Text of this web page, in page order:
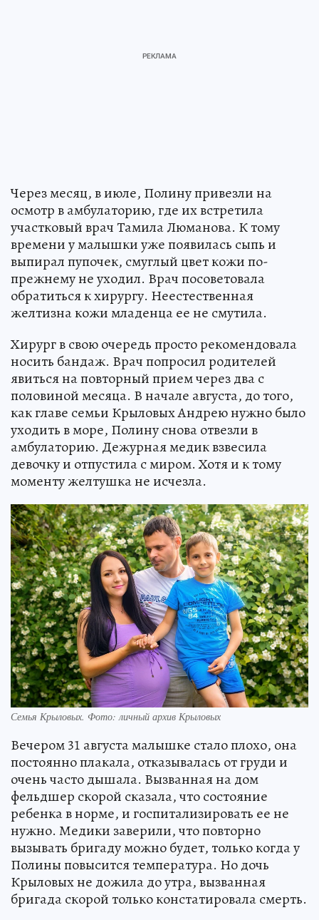
Через месяц, в июле, Полину привезли на
осмотр в амбулаторию, где их встретила
участковый врач Тамила Люманова. К тому
времени у малышки уже появилась сыпь и
выпирал пупочек, смуглый цвет кожи по-
прежнему не уходил. Врач посоветовала
обратиться к хирургу. Неестественная
желтизна кожи младенца ее не смутила.
Хирург в свою очередь просто рекомендовала
носить бандаж. Врач попросил родителей
явиться на повторный прием через два с
половиной месяца. В начале августа, до того,
как главе семьи Крыловых Андрею нужно было
уходить в море, Полину снова отвезли в
амбулаторию. Дежурная медик взвесила
девочку и отпустила с миром. Хотя и к тому
моменту желтушка не исчезла.
Семья Крыловых. Фото: личный архив Крыловых
Вечером 31 августа малышке стало плохо, она
постоянно плакала, отказывалась от груди и
очень часто дышала. Вызванная на дом
фельдшер скорой сказала, что состояние
ребенка в норме, и госпитализировать ее не
нужно. Медики заверили, что повторно
вызывать бригаду можно будет, только когда у
Полины повысится температура. Но дочь
Крыловых не дожила до утра, вызванная
бригада скорой только констатировала смерть.